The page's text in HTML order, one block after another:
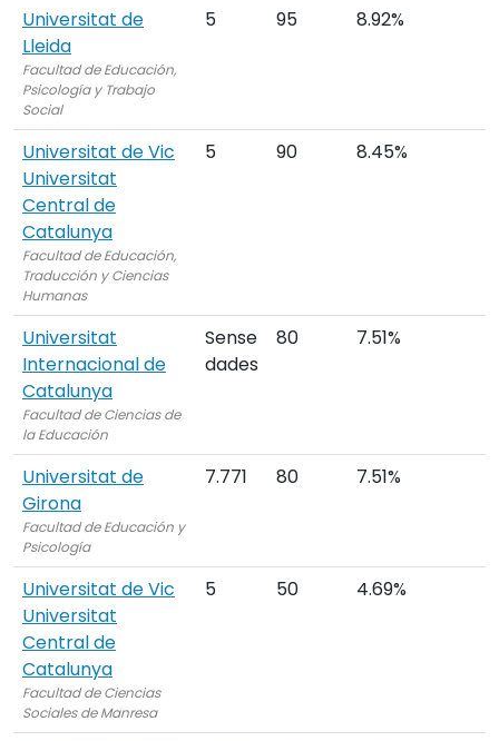
Universitat de
Lleida
Facultad de Educación,
Psicología y Trabajo
Social
5 95 8.92%
Universitat de Vic
Universitat
Central de
Catalunya
Facultad de Educación,
Traducción y Ciencias
Humanas
5 90 8.45%
Universitat
Internacional de
Catalunya
Facultad de Ciencias de
la Educación
Sense
dades
80 7.51%
Universitat de
Girona
Facultad de Educación y
Psicología
7.771 80 7.51%
Universitat de Vic
Universitat
Central de
Catalunya
Facultad de Ciencias
Sociales de Manresa
5 50 4.69%